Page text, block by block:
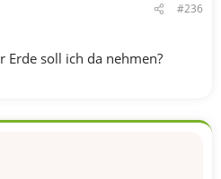
#236
Erde soll ich da nehmen?